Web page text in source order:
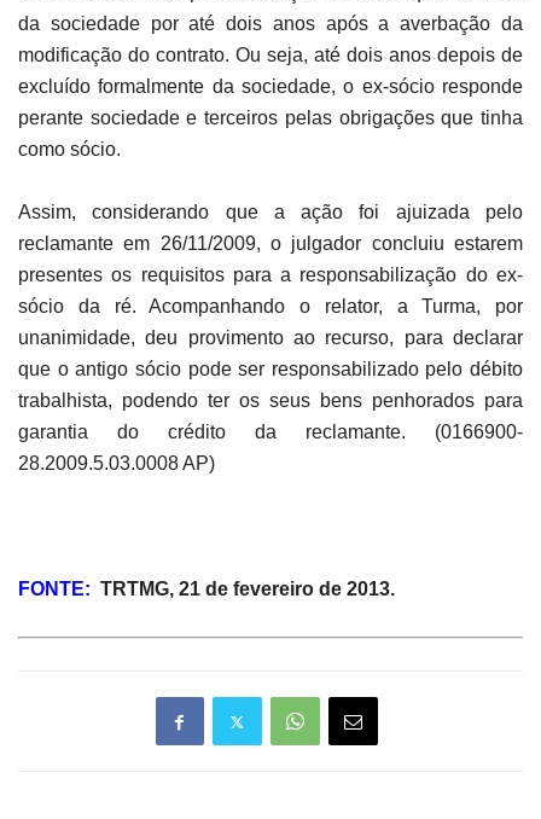
da sociedade por até dois anos após a averbação da
modificação do contrato. Ou seja, até dois anos depois de
excluído formalmente da sociedade, o ex-sócio responde
perante sociedade e terceiros pelas obrigações que tinha
como sócio.
Assim, considerando que a ação foi ajuizada pelo
reclamante em 26/11/2009, o julgador concluiu estarem
presentes os requisitos para a responsabilização do ex-
sócio da ré. Acompanhando o relator, a Turma, por
unanimidade, deu provimento ao recurso, para declarar
que o antigo sócio pode ser responsabilizado pelo débito
trabalhista, podendo ter os seus bens penhorados para
garantia do crédito da reclamante. (0166900-
28.2009.5.03.0008 AP)
FONTE: TRTMG, 21 de fevereiro de 2013.